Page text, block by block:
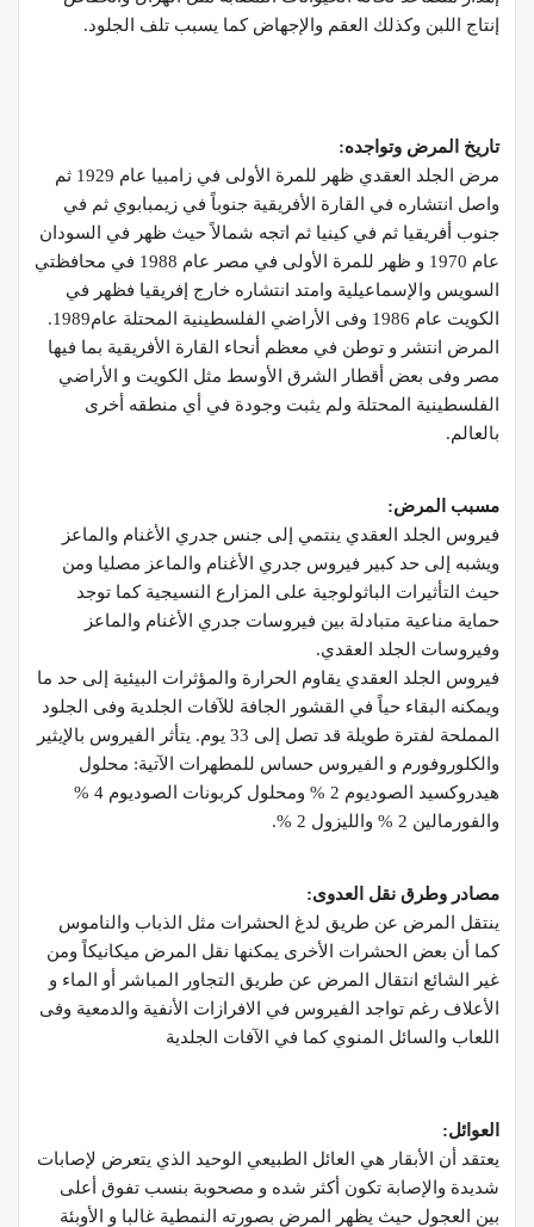
إنتاج اللبن وكذلك العقم والإجهاض كما يسبب تلف الجلود.
تاريخ المرض وتواجده:
مرض الجلد العقدي ظهر للمرة الأولى في زامبيا عام 1929 ثم
واصل انتشاره في القارة الأفريقية جنوباً في زيمبابوي ثم في
جنوب أفريقيا ثم في كينيا ثم اتجه شمالاً حيث ظهر في السودان
عام 1970 و ظهر للمرة الأولى في مصر عام 1988 في محافظتي
السويس والإسماعيلية وامتد انتشاره خارج إفريقيا فظهر في
الكويت عام 1986 وفى الأراضي الفلسطينية المحتلة عام1989.
المرض انتشر و توطن في معظم أنحاء القارة الأفريقية بما فيها
مصر وفى بعض أقطار الشرق الأوسط مثل الكويت و الأراضي
الفلسطينية المحتلة ولم يثبت وجودة في أي منطقه أخرى
بالعالم.
مسبب المرض:
فيروس الجلد العقدي ينتمي إلى جنس جدري الأغنام والماعز
ويشبه إلى حد كبير فيروس جدري الأغنام والماعز مصليا ومن
حيث التأثيرات الباثولوجية على المزارع النسيجية كما توجد
حماية مناعية متبادلة بين فيروسات جدري الأغنام والماعز
وفيروسات الجلد العقدي.
فيروس الجلد العقدي يقاوم الحرارة والمؤثرات البيئية إلى حد ما
ويمكنه البقاء حياً في القشور الجافة للآفات الجلدية وفى الجلود
المملحة لفترة طويلة قد تصل إلى 33 يوم. يتأثر الفيروس بالإيثير
والكلوروفورم و الفيروس حساس للمطهرات الآتية: محلول
هيدروكسيد الصوديوم 2 % ومحلول كربونات الصوديوم 4 %
والفورمالين 2 % والليزول 2 %.
مصادر وطرق نقل العدوى:
ينتقل المرض عن طريق لدغ الحشرات مثل الذباب والناموس
كما أن بعض الحشرات الأخرى يمكنها نقل المرض ميكانيكاً ومن
غير الشائع انتقال المرض عن طريق التجاور المباشر أو الماء و
الأعلاف رغم تواجد الفيروس في الافرازات الأنفية والدمعية وفى
اللعاب والسائل المنوي كما في الآفات الجلدية
العوائل:
يعتقد أن الأبقار هي العائل الطبيعي الوحيد الذي يتعرض لإصابات
شديدة والإصابة تكون أكثر شده و مصحوبة بنسب تفوق أعلى
بين العجول حيث يظهر المرض بصورته النمطية غالبا و الأوبئة